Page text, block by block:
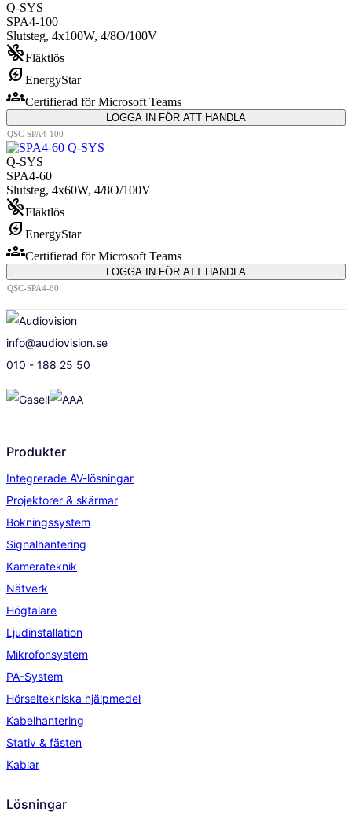
Q-SYS
SPA4-100
Slutsteg, 4x100W, 4/8O/100V
mode_fan_offFläktlös
energy_savings_leaf EnergyStar
groupsCertifierad för Microsoft Teams
LOGGA IN FÖR ATT HANDLA
QSC-SPA4-100
Q-SYS
SPA4-60
Slutsteg, 4x60W, 4/8O/100V
mode_fan_offFläktlös
energy_savings_leaf EnergyStar
groupsCertifierad för Microsoft Teams
LOGGA IN FÖR ATT HANDLA
QSC-SPA4-60
info@audiovision.se
010 - 188 25 50
Produkter
Integrerade AV-lösningar
Projektorer & skärmar
Bokningssystem
Signalhantering
Kamerateknik
Nätverk
Högtalare
Ljudinstallation
Mikrofonsystem
PA-System
Hörseltekniska hjälpmedel
Kabelhantering
Stativ & fästen
Kablar
Lösningar